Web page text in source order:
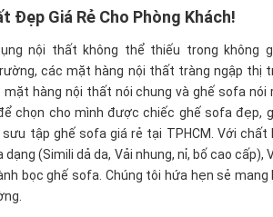
Đẹp Giá Rẻ Cho Phòng Khách!
nội thất không thể thiếu trong không
các mặt hàng nội thất tràng ngập thị
hàng nội thất nói chung và ghế sofa nói
chọn cho mình được chiếc ghế sofa đẹp,
tập ghế sofa giá rẻ tại TPHCM. Với chất
(Simili dả da, Vải nhung, nỉ, bố cao cấp),
bọc ghế sofa. Chúng tôi hứa hẹn sẻ mang